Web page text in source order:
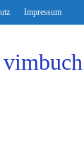
Impressum